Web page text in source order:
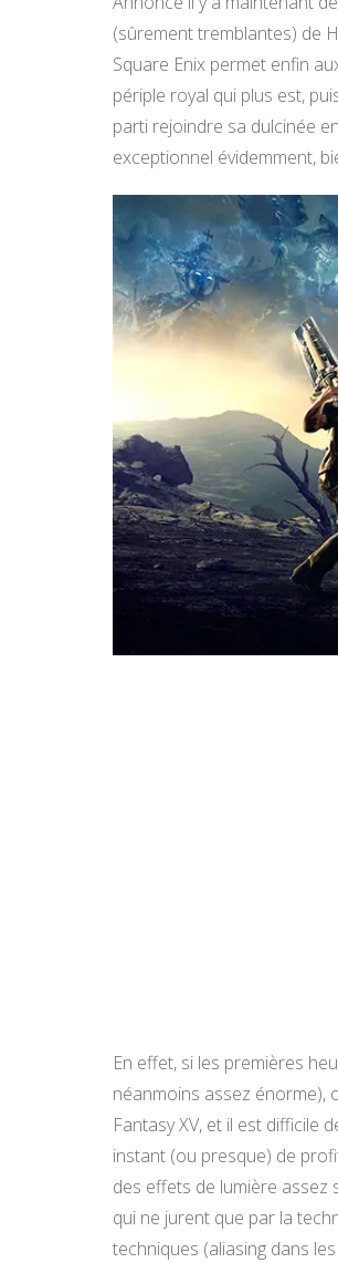
(sûrement tremblantes) de
Square Enix permet enfin
périple royal qui plus est,
parti rejoindre sa dulcinée
exceptionnel évidemment,
En effet, si les premières
néanmoins assez énorme),
Fantasy XV, et il est difficile
instant (ou presque) de
des effets de lumière assez
qui ne jurent que par la
techniques (aliasing dans